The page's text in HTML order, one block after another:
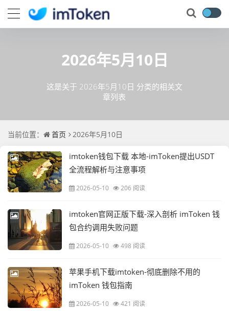
2026年5月10日
这是关于 2026年5月10日 分类的相关文
章列表
当前位置： 首页 2026年5月10日
imtoken钱包下载 本地-imToken提出USDT
全流程解析与注意事项
2026-05-10 206 阅读
imtoken官网正版下载-深入剖析 imToken 钱
包合约调用失败问题
2026-05-10 498 阅读
苹果手机下载imtoken-彻底删除不用的
imToken 钱包指南
2026-05-10 421 阅读